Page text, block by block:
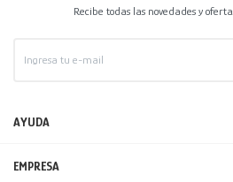
Recibe todas las novedades y
AYUDA
EMPRESA